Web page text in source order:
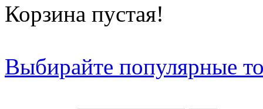
Корзина пустая!
Выбирайте популярные